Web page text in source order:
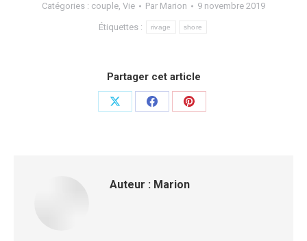
Catégories : couple, Vie Par Marion 9 novembre 2019
Étiquettes : rivage shore
Partager cet article
Auteur : Marion